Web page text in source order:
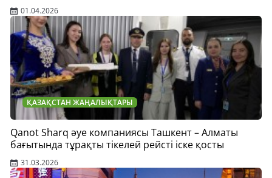
01.04.2026
ҚАЗАҚСТАН ЖАҢАЛЫҚТАРЫ
Qanot Sharq әуе компаниясы Ташкент – Алматы
бағытында тұрақты тікелей рейсті іске қосты
31.03.2026